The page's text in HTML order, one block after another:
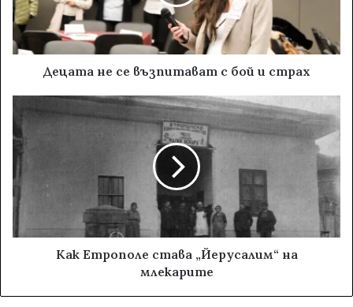
Децата не се възпитават с бой и страх
Как Етрополе става „Йерусалим“ на
млекарите